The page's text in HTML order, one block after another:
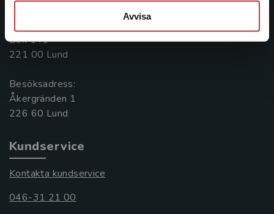
Avvisa
Box 141
221 00 Lund
Besöksadress:
Åkergränden 1
Kundservice
Kontakta kundservice
046-31 21 00